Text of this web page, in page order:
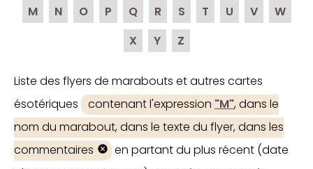
M
N O P Q R S T U V
W
X
Y Z
Liste des flyers de marabouts et autres cartes
ésotériques
contenant l'expression "M", dans le
nom du marabout, dans le texte du flyer, dans les
commentaires
en partant du plus récent (date